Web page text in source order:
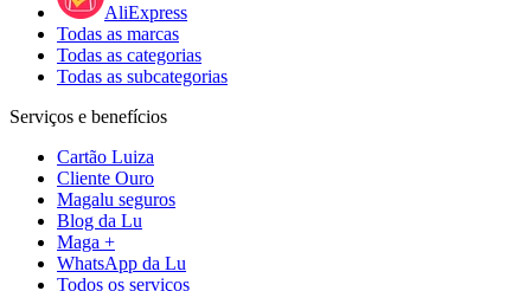
AliExpress
Todas as marcas
Todas as categorias
Todas as subcategorias
Serviços e benefícios
Cartão Luiza
Cliente Ouro
Magalu seguros
Blog da Lu
Maga +
WhatsApp da Lu
Todos os serviços